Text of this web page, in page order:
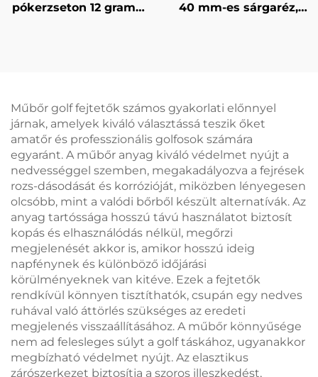
pókerzseton 12 gramm
40 mm-es sárgaréz,
Műbőr golf fejtetők számos gyakorlati előnnyel
járnak, amelyek kiváló választássá teszik őket
amatőr és professzionális golfosok számára
egyaránt. A műbőr anyag kiváló védelmet nyújt a
nedvességgel szemben, megakadályozva a fejrések
rozs-dásodását és korrózióját, miközben lényegesen
olcsóbb, mint a valódi bőrből készült alternatívák. Az
anyag tartóssága hosszú távú használatot biztosít
kopás és elhasználódás nélkül, megőrzi
megjelenését akkor is, amikor hosszú ideig
napfénynek és különböző időjárási
körülményeknek van kitéve. Ezek a fejtetők
rendkívül könnyen tisztíthatók, csupán egy nedves
ruhával való áttörlés szükséges az eredeti
megjelenés visszaállításához. A műbőr könnyűsége
nem ad felesleges súlyt a golf táskához, ugyanakkor
megbízható védelmet nyújt. Az elasztikus
zárószerkezet biztosítja a szoros illeszkedést,